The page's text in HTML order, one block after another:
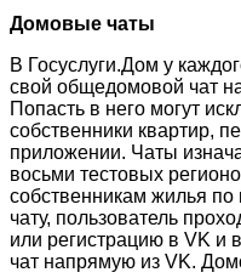
Домовые чаты
В Госуслуги.Дом у
свой общедомовой чат
Попасть в него могут
собственники квартир,
приложении. Чаты
восьми тестовых
собственникам жилья по
чату, пользователь
или регистрацию в VK и
чат напрямую из VK.